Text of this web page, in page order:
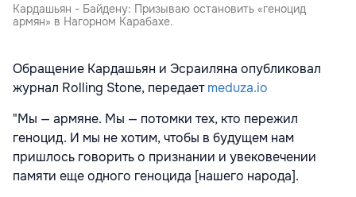
Кардашьян - Байдену: Призываю остановить «геноцид
армян» в Нагорном Карабахе.
Обращение Кардашьян и Эсраиляна опубликовал
журнал Rolling Stone, передаетmeduza.io
"Мы — армяне. Мы — потомки тех, кто пережил
геноцид. И мы не хотим, чтобы в будущем нам
пришлось говорить о признании и увековечении
памяти еще одного геноцида [нашего народа].